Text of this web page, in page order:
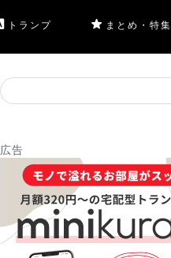
トランプ まとめ・特集
広告